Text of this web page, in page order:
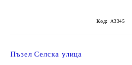
Код: A3345
Пъзел Селска улица